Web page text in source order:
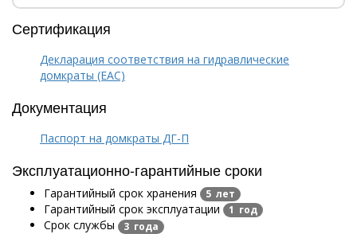
Сертификация
Декларация соответствия на гидравлические
домкраты (EAC)
Документация
Паспорт на домкраты ДГ-П
Эксплуатационно-гарантийные сроки
Гарантийный срок хранения 5 лет
Гарантийный срок эксплуатации 1 год
Срок службы 3 года